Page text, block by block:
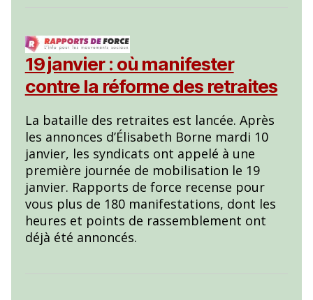
19 janvier : où manifester
contre la réforme des retraites
La bataille des retraites est lancée. Après
les annonces d’Élisabeth Borne mardi 10
janvier, les syndicats ont appelé à une
première journée de mobilisation le 19
janvier. Rapports de force recense pour
vous plus de 180 manifestations, dont les
heures et points de rassemblement ont
déjà été annoncés.